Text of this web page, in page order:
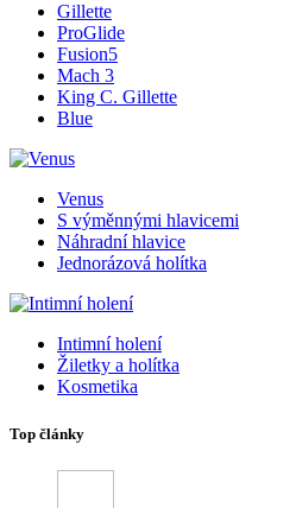
Gillette
ProGlide
Fusion5
Mach 3
King C. Gillette
Blue
Venus
S výměnnými hlavicemi
Náhradní hlavice
Jednorázová holítka
Intimní holení
Žiletky a holítka
Kosmetika
Top články